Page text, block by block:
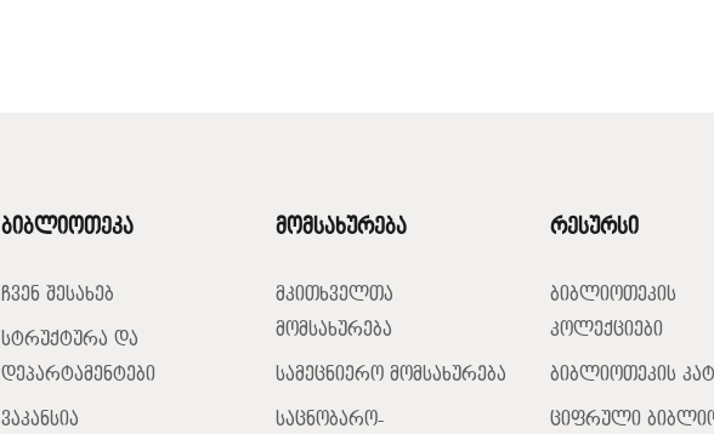
ბიბლიოთეკა
ჩვენ შესახებ
სტრუქტურა და
დეპარტამენტები
ვაკანსია
მომსახურება
მკითხველთა
მომსახურება
სამეცნიერო მომსახურება
საცნობარო-
რესურსი
ბიბლიოთეკის
კოლექციები
ბიბლიოთეკის
ციფრული